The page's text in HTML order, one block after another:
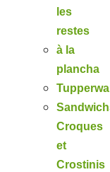
les
restes
à la
plancha
Croques
et
Crostinis